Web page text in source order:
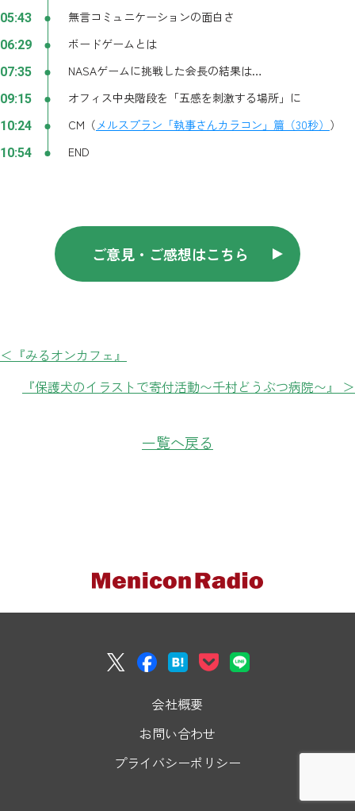
05:43 無言コミュニケーションの面白さ
06:29 ボードゲームとは
07:35 NASAゲームに挑戦した会長の結果は…
09:15 オフィス中央階段を「五感を刺激する場所」に
10:24 CM（メルスプラン「執事さんカラコン」篇（30秒） ）
10:54 END
ご意見・ご感想はこちら
＜『みるオンカフェ』
『保護犬のイラストで寄付活動〜千村どうぶつ病院〜』 ＞
一覧へ戻る
会社概要
お問い合わせ
プライバシーポリシー